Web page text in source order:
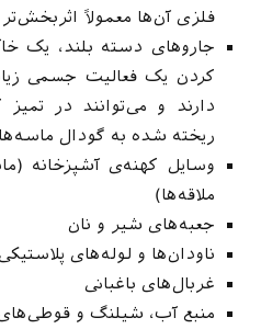
فلزی آن‌ها معمولاً
جاروهای دسته بلند، یک
کردن یک فعالیت جسمی
دارند و می‌توانند در
ریخته شده به گودال
وسایل کهنه‌ی آشپزخانه
ملاقه‌ها)
جعبه‌های شیر و نان
ناودان‌ها و لوله‌های
غربال‌های باغبانی
منبع آب، شیلنگ و